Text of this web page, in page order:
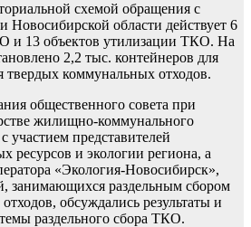
схемой обращения с
Новосибирской области действует 6
и 13 объектов утилизации ТКО. На
2,2 тыс. контейнеров для
твердых коммунальных отходов.
общественного совета при
жилищно-коммунального
участием представителей
ресурсов и экологии региона, а
«Экология-Новосибирск»,
занимающихся раздельным сбором
обсуждались результаты и
раздельного сбора ТКО.